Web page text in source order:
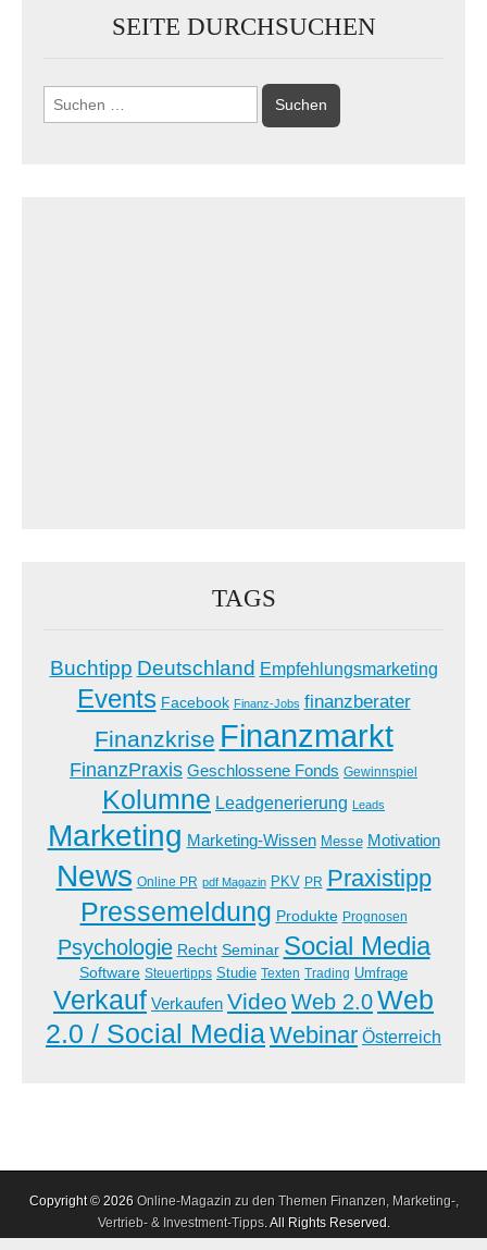
SEITE DURCHSUCHEN
Suchen
nach:
TAGS
Buchtipp Deutschland Empfehlungsmarketing
Events Facebook Finanz-Jobs finanzberater
Finanzkrise Finanzmarkt
FinanzPraxis Geschlossene Fonds Gewinnspiel
Kolumne Leadgenerierung Leads
Marketing Marketing-Wissen Messe Motivation
News Online PR pdf Magazin PKV PR Praxistipp
Pressemeldung Produkte Prognosen
Psychologie Recht Seminar Social Media
Software Steuertipps Studie Texten Trading Umfrage
Verkauf Verkaufen Video Web 2.0Web
2.0 / Social MediaWebinar Österreich
Copyright © 2026 Online-Magazin zu den Themen Finanzen, Marketing-,
Vertrieb- & Investment-Tipps. All Rights Reserved.